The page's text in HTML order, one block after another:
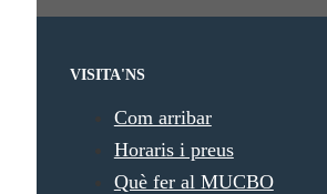
VISITA'NS
Com arribar
Horaris i preus
Què fer al MUCBO